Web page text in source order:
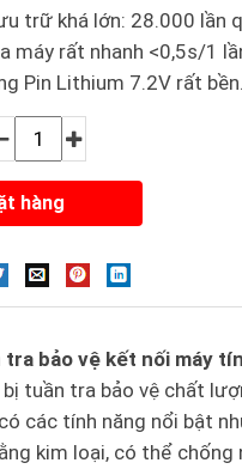
trữ khá lớn: 28.000 lần
máy rất nhanh <0,5s/1
Pin Lithium 7.2V rất bền.
tra bảo vệ kết nối máy
tuần tra bảo vệ chất
các tính năng nổi bật
kim loại, có thể chống